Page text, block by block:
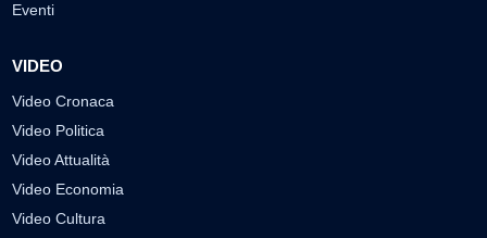
Eventi
VIDEO
Video Cronaca
Video Politica
Video Attualità
Video Economia
Video Cultura